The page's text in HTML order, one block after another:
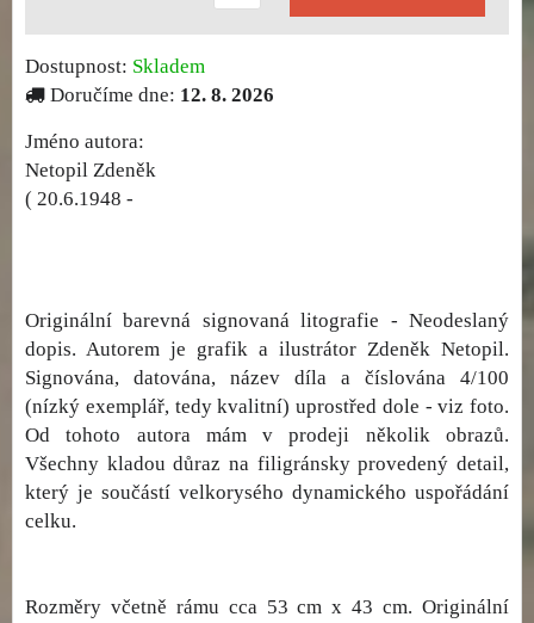
Dostupnost: Skladem
Doručíme dne: 12. 8. 2026
Jméno autora:
Netopil Zdeněk
( 20.6.1948 -
Originální barevná signovaná litografie - Neodeslaný
dopis. Autorem je grafik a ilustrátor Zdeněk Netopil.
Signována, datována, název díla a číslována 4/100
(nízký exemplář, tedy kvalitní) uprostřed dole - viz foto.
Od tohoto autora mám v prodeji několik obrazů.
Všechny kladou důraz na filigránsky provedený detail,
který je součástí velkorysého dynamického uspořádání
celku.
Rozměry včetně rámu cca 53 cm x 43 cm. Originální